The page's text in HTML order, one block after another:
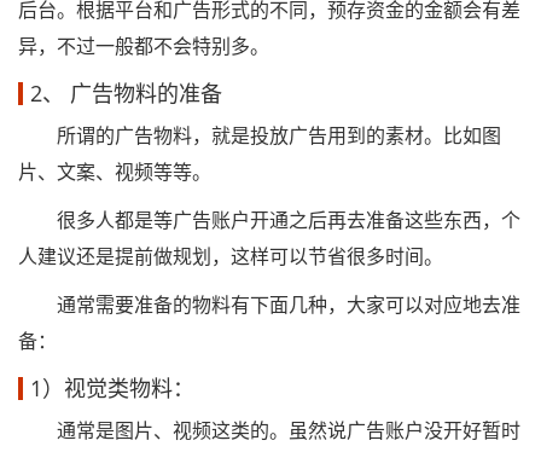
后台。根据平台和广告形式的不同，预存资金的金额会有差
异，不过一般都不会特别多。
2、 广告物料的准备
所谓的广告物料，就是投放广告用到的素材。比如图
片、文案、视频等等。
很多人都是等广告账户开通之后再去准备这些东西，个
人建议还是提前做规划，这样可以节省很多时间。
通常需要准备的物料有下面几种，大家可以对应地去准
备：
1）视觉类物料：
通常是图片、视频这类的。虽然说广告账户没开好暂时